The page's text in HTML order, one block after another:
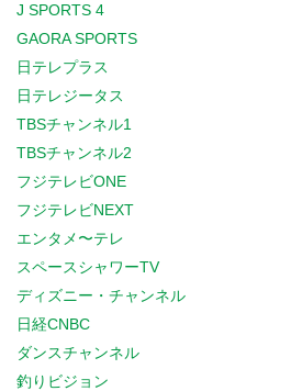
J SPORTS 4
GAORA SPORTS
日テレプラス
日テレジータス
TBSチャンネル1
TBSチャンネル2
フジテレビONE
フジテレビNEXT
エンタメ〜テレ
スペースシャワーTV
ディズニー・チャンネル
日経CNBC
ダンスチャンネル
釣りビジョン